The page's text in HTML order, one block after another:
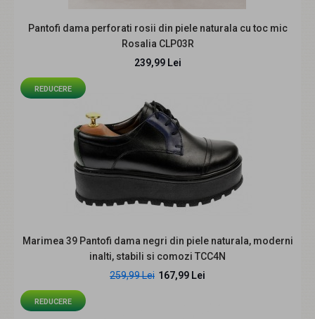
Pantofi dama casual din piele naturala cu siret P502NBX
219,99 Lei
Pantofi dama casual din piele natural. Sunt confectionati
din piele naturala de calitate superioara..
Pantofi dama perforati rosii din piele naturala cu toc mic
Rosalia CLP03R
239,99 Lei
REDUCERE
Marimea 39 Pantofi dama negri din piele naturala, moderni
inalti, stabili si comozi TCC4N
259,99 Lei 167,99 Lei
REDUCERE